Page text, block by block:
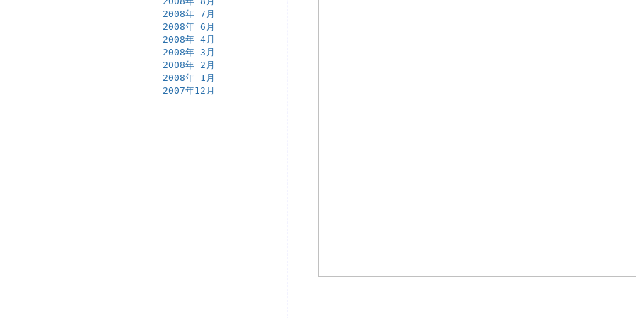
2008年 7月
2008年 6月
2008年 4月
2008年 3月
2008年 2月
2008年 1月
2007年12月